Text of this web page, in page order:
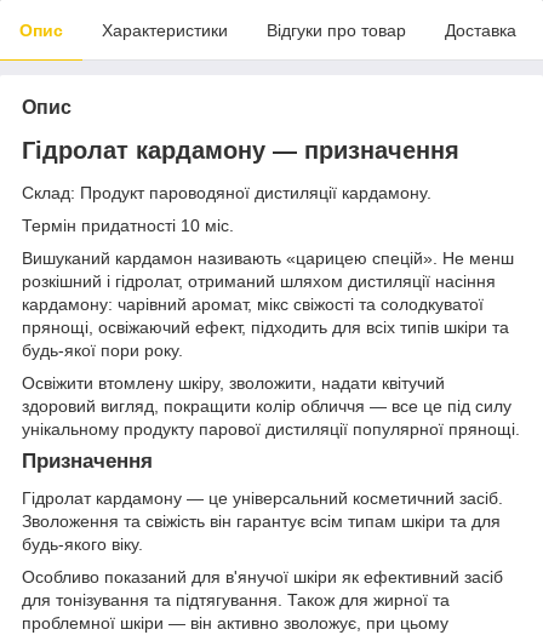
Опис Характеристики Відгуки про товар Доставка
Опис
Гідролат кардамону — призначення
Склад: Продукт пароводяної дистиляції кардамону.
Термін придатності 10 міс.
Вишуканий кардамон називають «царицею спецій». Не менш
розкішний і гідролат, отриманий шляхом дистиляції насіння
кардамону: чарівний аромат, мікс свіжості та солодкуватої
прянощі, освіжаючий ефект, підходить для всіх типів шкіри та
будь-якої пори року.
Освіжити втомлену шкіру, зволожити, надати квітучий
здоровий вигляд, покращити колір обличчя — все це під силу
унікальному продукту парової дистиляції популярної прянощі.
Призначення
Гідролат кардамону — це універсальний косметичний засіб.
Зволоження та свіжість він гарантує всім типам шкіри та для
будь-якого віку.
Особливо показаний для в'янучої шкіри як ефективний засіб
для тонізування та підтягування. Також для жирної та
проблемної шкіри — він активно зволожує, при цьому